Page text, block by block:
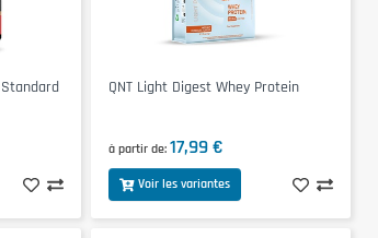
Standard
QNT Light Digest Whey Protein
à partir de 17,99 €
Voir les variantes